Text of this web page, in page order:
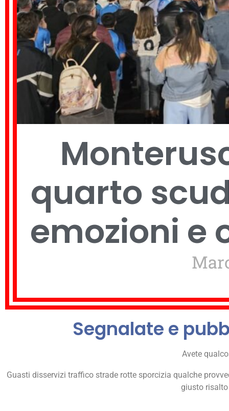
quarto
emozioni e
Segnalate e
Avete
Guasti disservizi traffico strade rotte sporcizia qualche
giusto